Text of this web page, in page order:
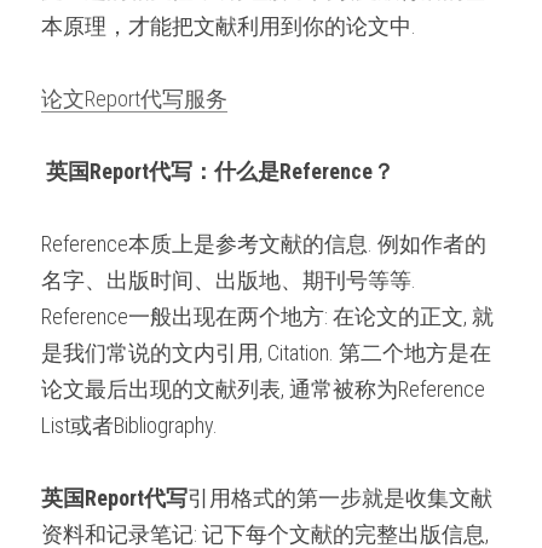
本原理，才能把文献利用到你的论文中.
论文Report代写服务
英国Report代写：什么是Reference？
Reference本质上是参考文献的信息. 例如作者的
名字、出版时间、出版地、期刊号等等.
Reference一般出现在两个地方: 在论文的正文, 就
是我们常说的文内引用, Citation. 第二个地方是在
论文最后出现的文献列表, 通常被称为Reference
List或者Bibliography.
英国Report代写引用格式的第一步就是收集文献
资料和记录笔记: 记下每个文献的完整出版信息,